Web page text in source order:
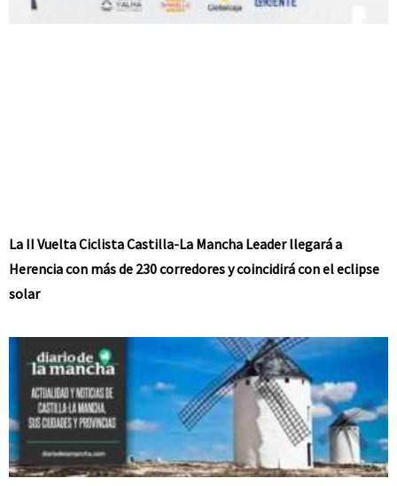
La II Vuelta Ciclista Castilla-La Mancha Leader llegará a
Herencia con más de 230 corredores y coincidirá con el eclipse
solar